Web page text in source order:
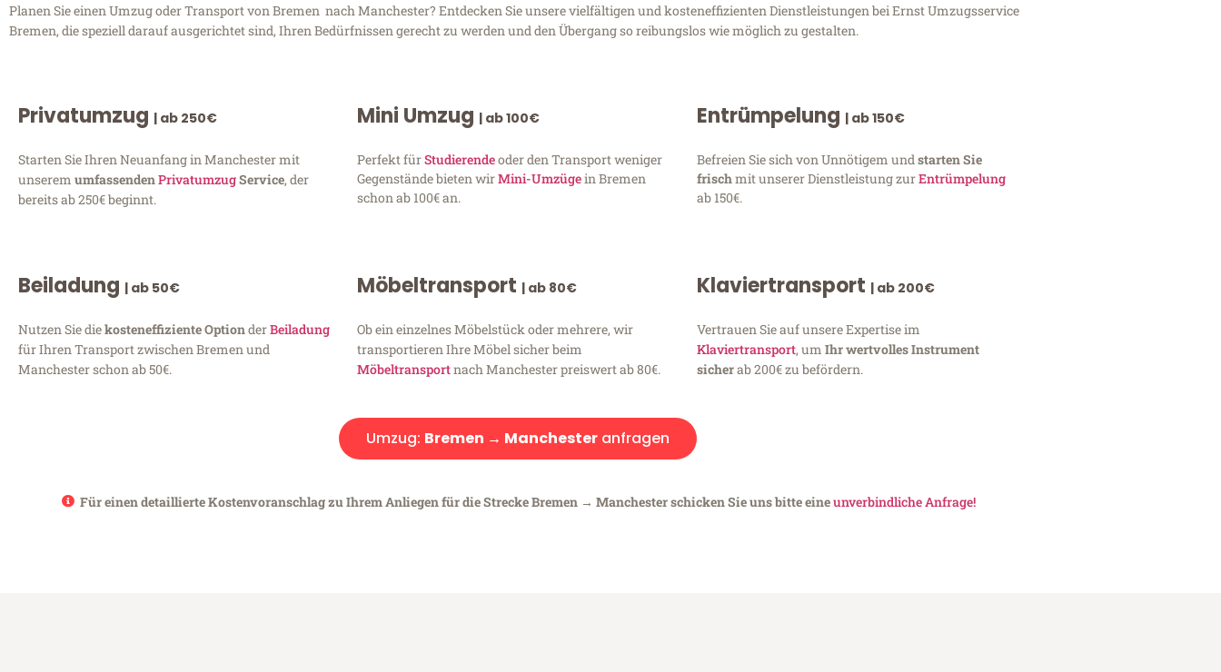
Planen Sie einen Umzug oder Transport von Bremen nach Manchester? Entdecken Sie unsere vielfältigen und kosteneffizienten Dienstleistungen bei Ernst Umzugsservice
Bremen, die speziell darauf ausgerichtet sind, Ihren Bedürfnissen gerecht zu werden und den Übergang so reibungslos wie möglich zu gestalten.
Privatumzug | ab 250€
Starten Sie Ihren Neuanfang in Manchester mit
unserem umfassendenPrivatumzugService, der
bereits ab 250€ beginnt.
Mini Umzug | ab 100€
Perfekt fürStudierendeoder den Transport weniger
Gegenstände bieten wirMini-Umzügein Bremen
schon ab 100€ an.
Entrümpelung | ab 150€
Befreien Sie sich von Unnötigem und starten Sie
frischmit unserer Dienstleistung zurEntrümpelung
ab 150€.
Beiladung | ab 50€
Nutzen Sie diekosteneffiziente OptionderBeiladung
für Ihren Transport zwischen Bremen und
Manchester schon ab 50€.
Möbeltransport | ab 80€
Ob ein einzelnes Möbelstück oder mehrere, wir
transportieren Ihre Möbel sicher beim
Möbeltransportnach Manchester preiswert ab 80€.
Klaviertransport | ab 200€
Vertrauen Sie auf unsere Expertise im
Klaviertransport, um Ihr wertvolles Instrument
sicherab 200€ zu befördern.
Umzug: Bremen → Manchester anfragen
Für einen detaillierte Kostenvoranschlag zu Ihrem Anliegen für die Strecke Bremen → Manchester schicken Sie uns bitte eineunverbindliche Anfrage!